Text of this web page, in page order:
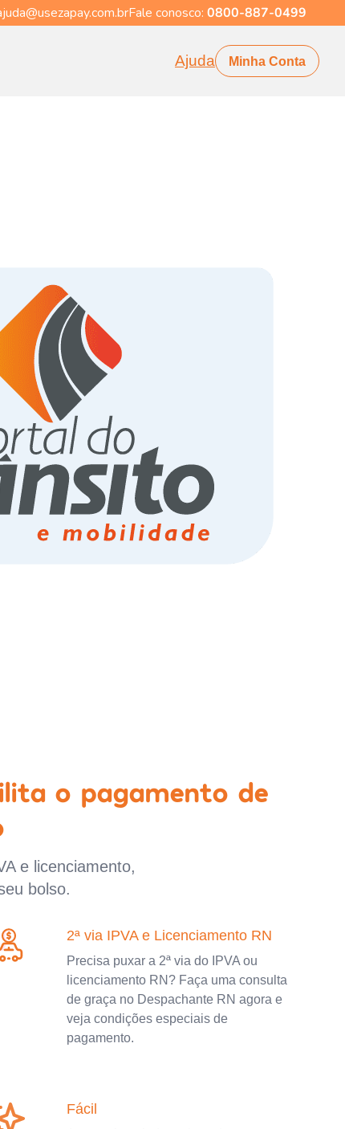
Fale conosco: 0800-887-0499
Ajuda Minha Conta
o pagamento de
e licenciamento,
bolso.
2ª via IPVA e Licenciamento RN
Precisa puxar a 2ª via do IPVA ou
licenciamento RN? Faça uma consulta
de graça no Despachante RN agora e
veja condições especiais de
pagamento.
Fácil